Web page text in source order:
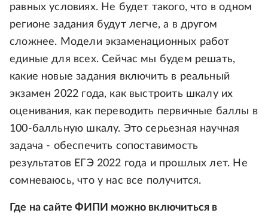
равных условиях. Не будет такого, что в одном
регионе задания будут легче, а в другом
сложнее. Модели экзаменационных работ
единые для всех. Сейчас мы будем решать,
какие новые задания включить в реальный
экзамен 2022 года, как выстроить шкалу их
оценивания, как переводить первичные баллы в
100-балльную шкалу. Это серьезная научная
задача - обеспечить сопоставимость
результатов ЕГЭ 2022 года и прошлых лет. Не
сомневаюсь, что у нас все получится.
Где на сайте ФИПИ можно включиться в